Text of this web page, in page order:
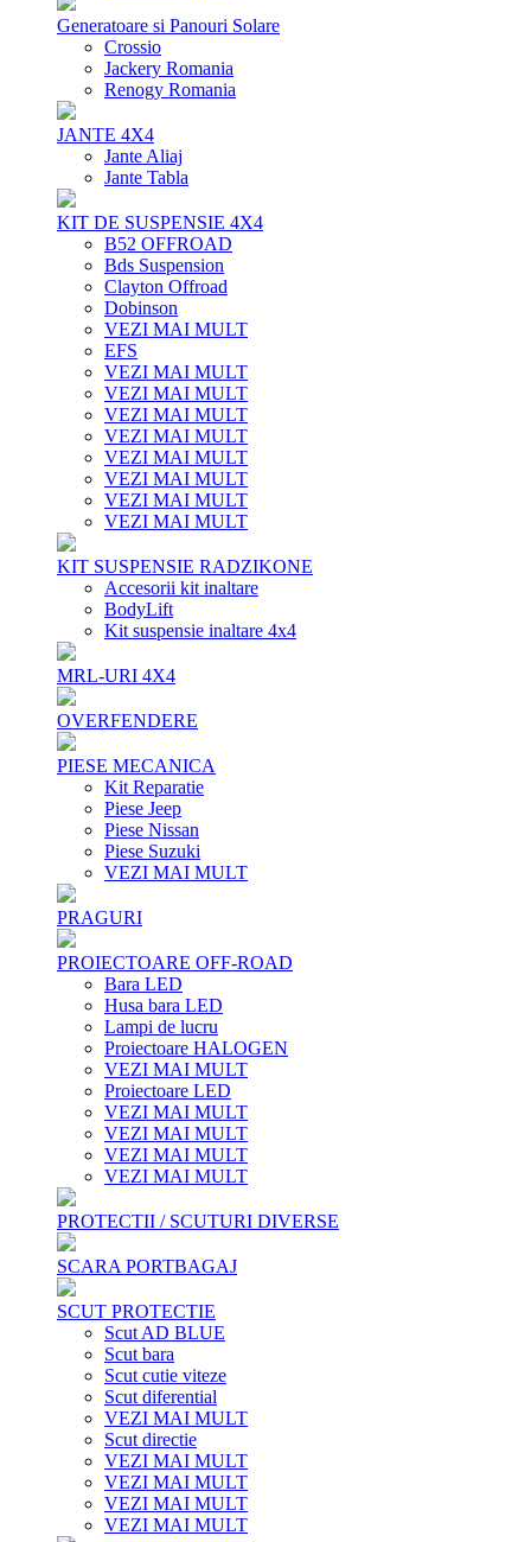
Generatoare si Panouri Solare
Crossio
Jackery Romania
Renogy Romania
JANTE 4X4
Jante Aliaj
Jante Tabla
KIT DE SUSPENSIE 4X4
B52 OFFROAD
Bds Suspension
Clayton Offroad
Dobinson
VEZI MAI MULT
EFS
VEZI MAI MULT
VEZI MAI MULT
VEZI MAI MULT
VEZI MAI MULT
VEZI MAI MULT
VEZI MAI MULT
VEZI MAI MULT
VEZI MAI MULT
KIT SUSPENSIE RADZIKONE
Accesorii kit inaltare
BodyLift
Kit suspensie inaltare 4x4
MRL-URI 4X4
OVERFENDERE
PIESE MECANICA
Kit Reparatie
Piese Jeep
Piese Nissan
Piese Suzuki
VEZI MAI MULT
PRAGURI
PROIECTOARE OFF-ROAD
Bara LED
Husa bara LED
Lampi de lucru
Proiectoare HALOGEN
VEZI MAI MULT
Proiectoare LED
VEZI MAI MULT
VEZI MAI MULT
VEZI MAI MULT
VEZI MAI MULT
PROTECTII / SCUTURI DIVERSE
SCARA PORTBAGAJ
SCUT PROTECTIE
Scut AD BLUE
Scut bara
Scut cutie viteze
Scut diferential
VEZI MAI MULT
Scut directie
VEZI MAI MULT
VEZI MAI MULT
VEZI MAI MULT
VEZI MAI MULT